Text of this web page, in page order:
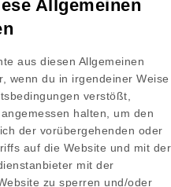
Allgemeinen
aus diesen Allgemeinen
wenn du in irgendeiner Weise
verstößt,
halten, um den
der vorübergehenden oder
auf die Website und mit der
mit der
zu sperren und/oder